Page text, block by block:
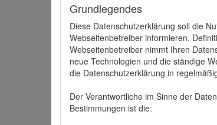
Grundlegendes
Diese Datenschutzerklärung soll die
Webseitenbetreiber informieren.
Webseitenbetreiber nimmt Ihren
neue Technologien und die ständige
die Datenschutzerklärung in
Der Verantwortliche im Sinne der
Bestimmungen ist die: